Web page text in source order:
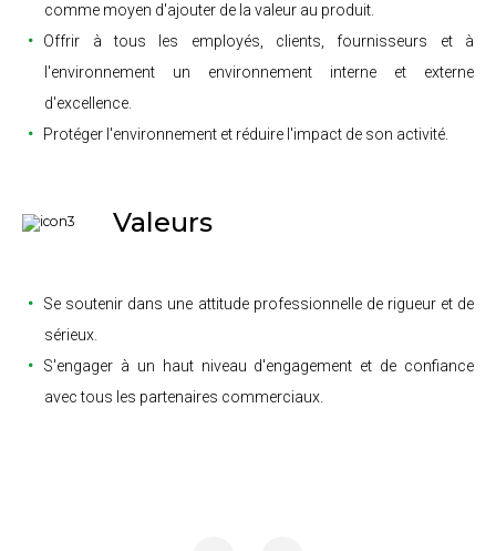
comme moyen d'ajouter de la valeur au produit.
Offrir à tous les employés, clients, fournisseurs et à
l'environnement un environnement interne et externe
d'excellence.
Protéger l'environnement et réduire l'impact de son activité.
Valeurs
Se soutenir dans une attitude professionnelle de rigueur et de
sérieux.
S'engager à un haut niveau d'engagement et de confiance
avec tous les partenaires commerciaux.